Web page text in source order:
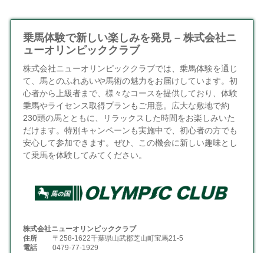
乗馬体験で新しい楽しみを発見 – 株式会社ニ
ューオリンピッククラブ
株式会社ニューオリンピッククラブでは、乗馬体験を通じ
て、馬とのふれあいや馬術の魅力をお届けしています。初
心者から上級者まで、様々なコースを提供しており、体験
乗馬やライセンス取得プランもご用意。広大な敷地で約
230頭の馬とともに、リラックスした時間をお楽しみいた
だけます。特別キャンペーンも実施中で、初心者の方でも
安心して参加できます。ぜひ、この機会に新しい趣味とし
て乗馬を体験してみてください。
株式会社ニューオリンピッククラブ
住所
〒258-1622千葉県山武郡芝山町宝馬21-5
電話
0479-77-1929